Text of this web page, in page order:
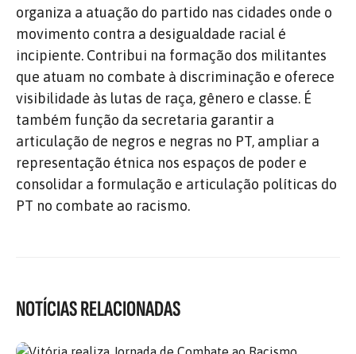
organiza a atuação do partido nas cidades onde o
movimento contra a desigualdade racial é
incipiente. Contribui na formação dos militantes
que atuam no combate à discriminação e oferece
visibilidade às lutas de raça, gênero e classe. É
também função da secretaria garantir a
articulação de negros e negras no PT, ampliar a
representação étnica nos espaços de poder e
consolidar a formulação e articulação políticas do
PT no combate ao racismo.
NOTÍCIAS RELACIONADAS